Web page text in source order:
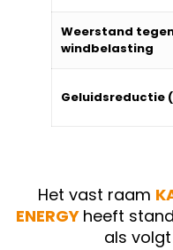
Weerstand
windbelasting
Geluidsreductie
Het vast raam
ENERGY heeft
als